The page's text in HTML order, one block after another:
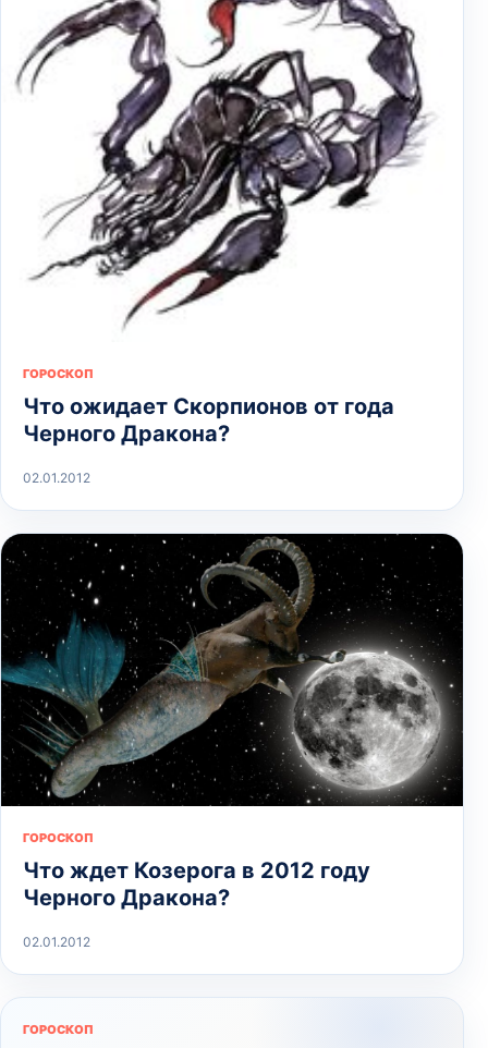
ГОРОСКОП
Что ожидает Скорпионов от года
Черного Дракона?
02.01.2012
ГОРОСКОП
Что ждет Козерога в 2012 году
Черного Дракона?
02.01.2012
ГОРОСКОП